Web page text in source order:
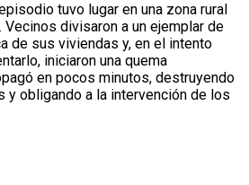
tuvo lugar en una zona rural
Vecinos divisaron a un ejemplar de
de sus viviendas y, en el intento
iniciaron una quema
en pocos minutos, destruyendo
y obligando a la intervención de los